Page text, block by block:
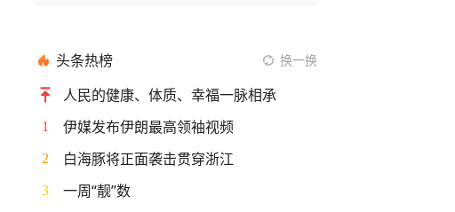
头条热榜 换一换
人民的健康、体质、幸福一脉相承
1 伊媒发布伊朗最高领袖视频
2 白海豚将正面袭击贯穿浙江
3 一周“靓”数